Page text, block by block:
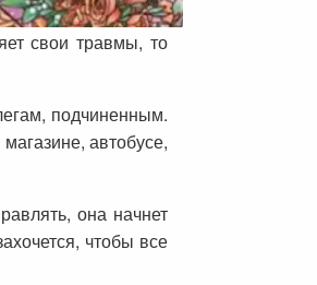
свои травмы, то
подчиненным.
автобусе,
она начнет
чтобы все